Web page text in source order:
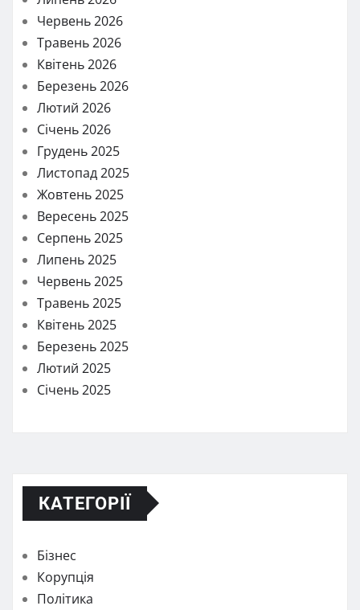
Червень 2026
Травень 2026
Квітень 2026
Березень 2026
Лютий 2026
Січень 2026
Грудень 2025
Листопад 2025
Жовтень 2025
Вересень 2025
Серпень 2025
Липень 2025
Червень 2025
Травень 2025
Квітень 2025
Березень 2025
Лютий 2025
Січень 2025
КАТЕГОРІЇ
Бізнес
Корупція
Політика